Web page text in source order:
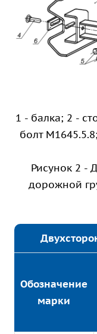
1 - балка; 2 -
болт
Рисунок 2 -
дорожной
Обозначение
марки